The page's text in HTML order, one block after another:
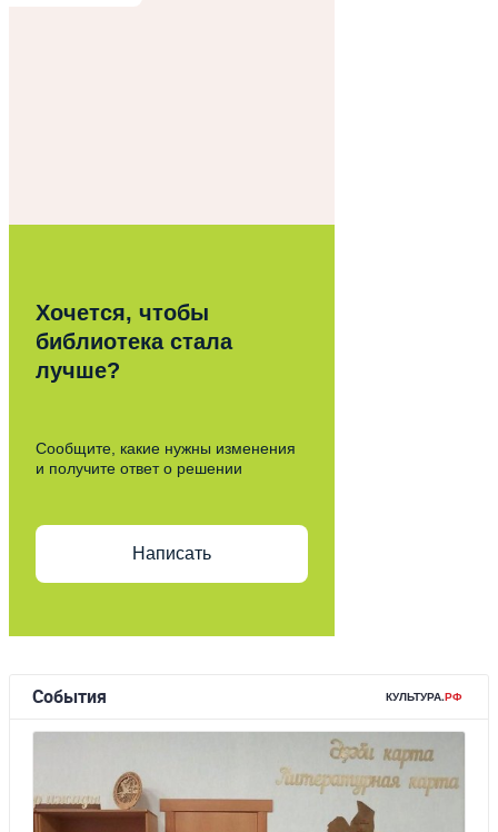
Хочется, чтобы
библиотека стала
лучше?
Сообщите, какие нужны изменения
и получите ответ о решении
Написать